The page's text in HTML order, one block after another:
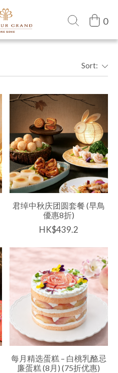
0
Sort:
君绰中秋庆团圆套餐 (早鳥
優惠8折)
HK$439.2
每月精选蛋糕 – 白桃乳酪忌
廉蛋糕 (8月) (75折优惠)